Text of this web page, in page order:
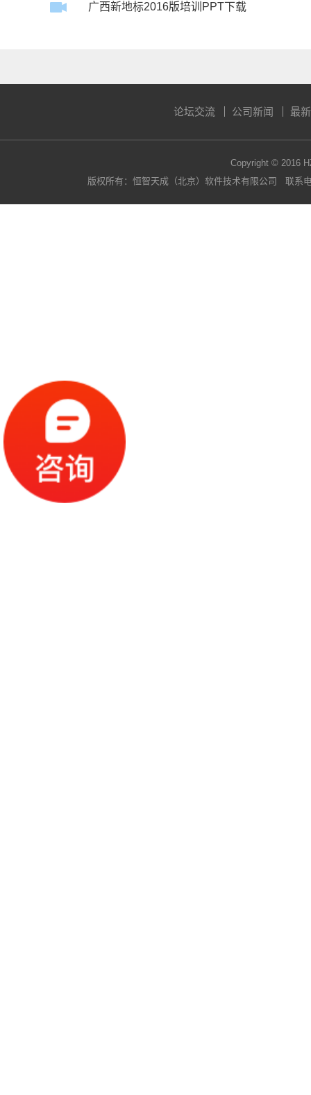
广西新地标2016版培训PPT下载
论坛交流 公司新闻 最
Copyright © 2016
版权所有：恒智天成（北京）软件技术有限公司 联系